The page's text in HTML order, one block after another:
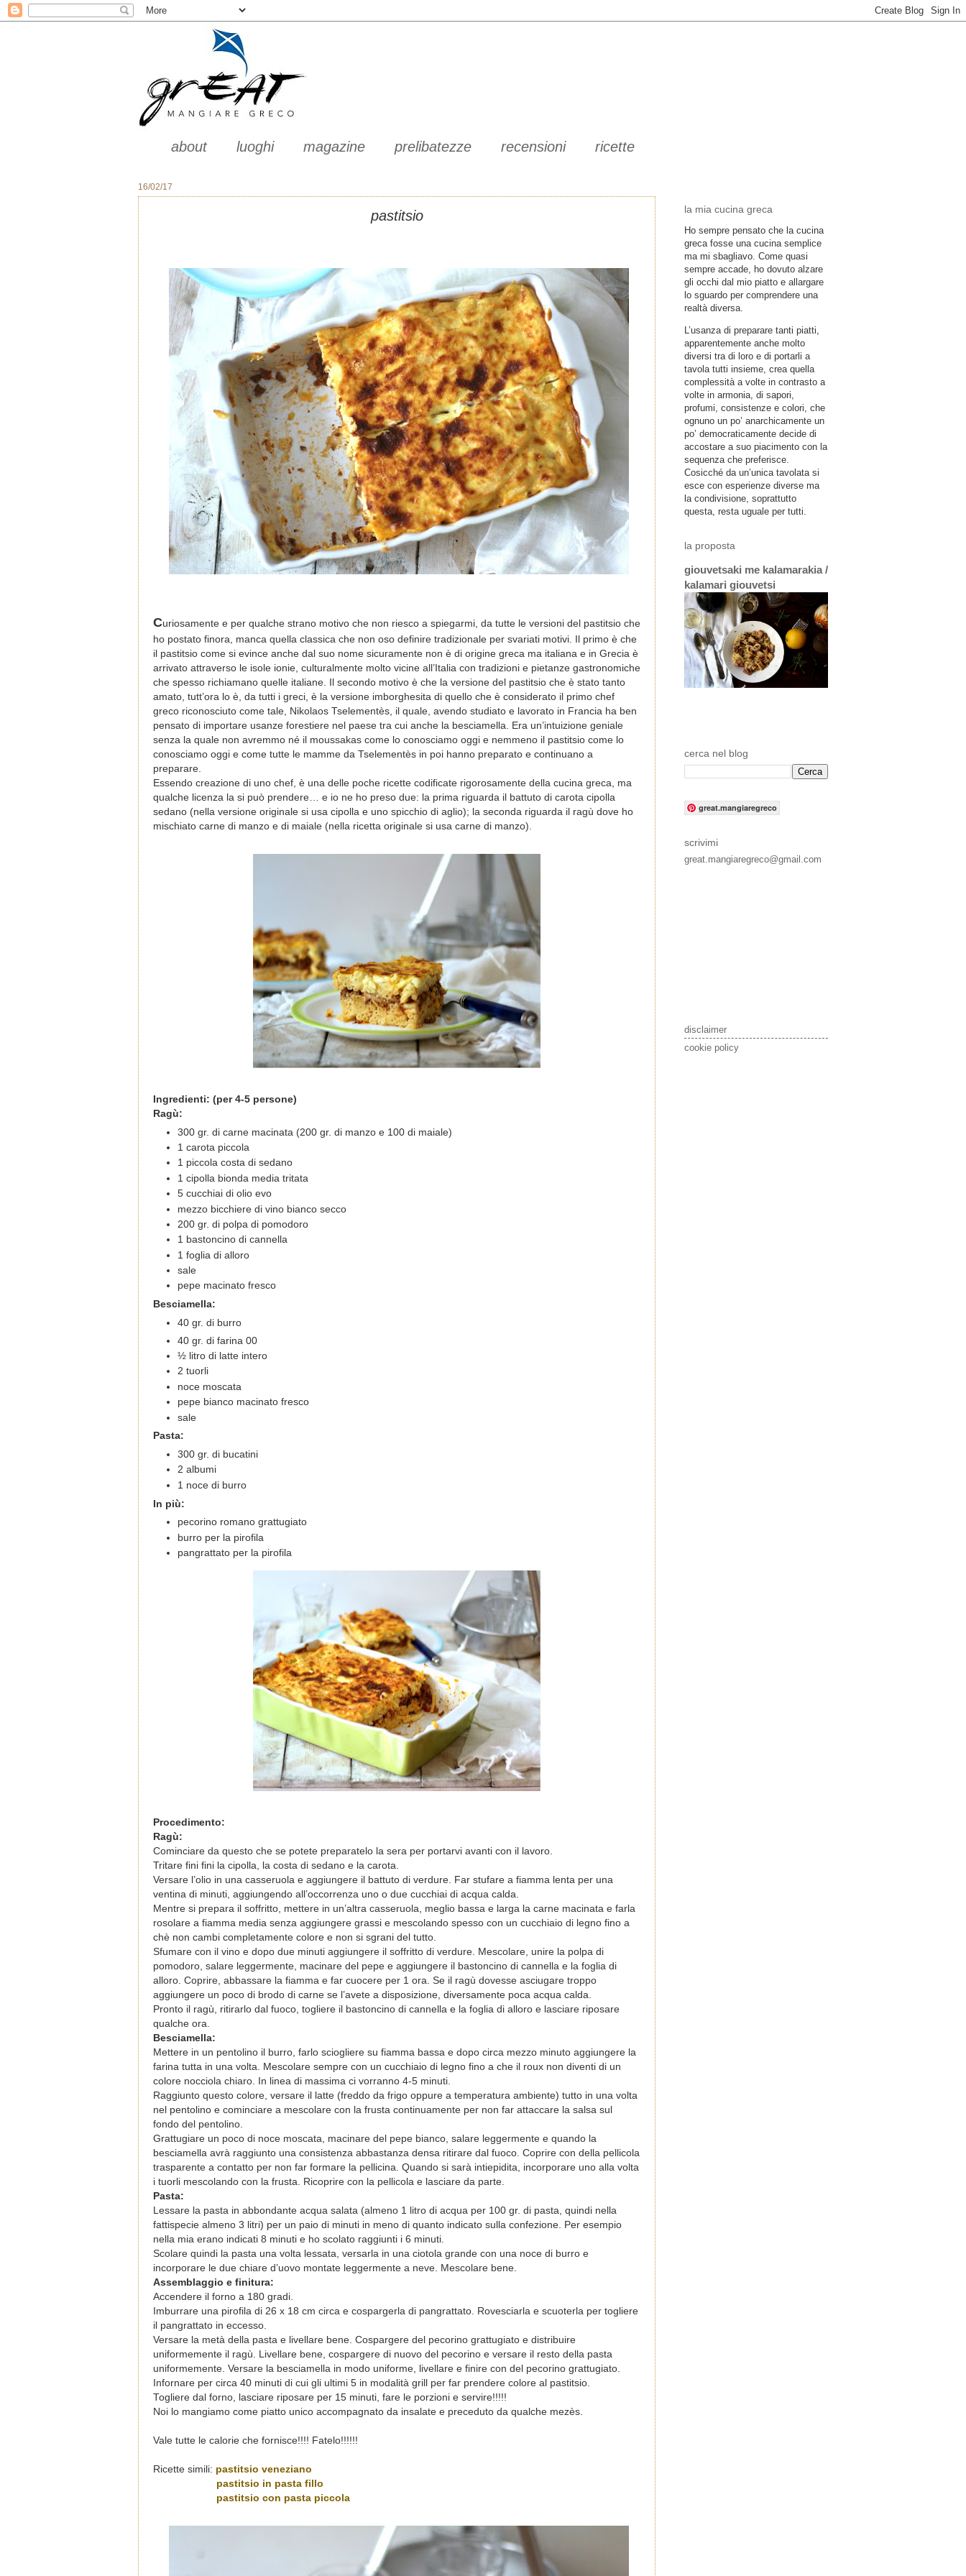
about luoghi magazine prelibatezze recensioni ricette
16/02/17
pastitsio
Curiosamente e per qualche strano motivo che non riesco a spiegarmi, da tutte le versioni del pastitsio che
ho postato finora, manca quella classica che non oso definire tradizionale per svariati motivi. Il primo è che
il pastitsio come si evince anche dal suo nome sicuramente non è di origine greca ma italiana e in Grecia è
arrivato attraverso le isole ionie, culturalmente molto vicine all’Italia con tradizioni e pietanze gastronomiche
che spesso richiamano quelle italiane. Il secondo motivo è che la versione del pastitsio che è stato tanto
amato, tutt’ora lo è, da tutti i greci, è la versione imborghesita di quello che è considerato il primo chef
greco riconosciuto come tale, Nikolaos Tselementès, il quale, avendo studiato e lavorato in Francia ha ben
pensato di importare usanze forestiere nel paese tra cui anche la besciamella. Era un’intuizione geniale
senza la quale non avremmo né il moussakas come lo conosciamo oggi e nemmeno il pastitsio come lo
conosciamo oggi e come tutte le mamme da Tselementès in poi hanno preparato e continuano a
preparare.
Essendo creazione di uno chef, è una delle poche ricette codificate rigorosamente della cucina greca, ma
qualche licenza la si può prendere… e io ne ho preso due: la prima riguarda il battuto di carota cipolla
sedano (nella versione originale si usa cipolla e uno spicchio di aglio); la seconda riguarda il ragù dove ho
mischiato carne di manzo e di maiale (nella ricetta originale si usa carne di manzo).
Ingredienti: (per 4-5 persone)
Ragù:
300 gr. di carne macinata (200 gr. di manzo e 100 di maiale)
1 carota piccola
1 piccola costa di sedano
1 cipolla bionda media tritata
5 cucchiai di olio evo
mezzo bicchiere di vino bianco secco
200 gr. di polpa di pomodoro
1 bastoncino di cannella
1 foglia di alloro
sale
pepe macinato fresco
Besciamella:
40 gr. di burro
40 gr. di farina 00
½ litro di latte intero
2 tuorli
noce moscata
pepe bianco macinato fresco
sale
Pasta:
300 gr. di bucatini
2 albumi
1 noce di burro
In più:
pecorino romano grattugiato
burro per la pirofila
pangrattato per la pirofila
Procedimento:
Ragù:
Cominciare da questo che se potete preparatelo la sera per portarvi avanti con il lavoro.
Tritare fini fini la cipolla, la costa di sedano e la carota.
Versare l’olio in una casseruola e aggiungere il battuto di verdure. Far stufare a fiamma lenta per una
ventina di minuti, aggiungendo all’occorrenza uno o due cucchiai di acqua calda.
Mentre si prepara il soffritto, mettere in un’altra casseruola, meglio bassa e larga la carne macinata e farla
rosolare a fiamma media senza aggiungere grassi e mescolando spesso con un cucchiaio di legno fino a
chè non cambi completamente colore e non si sgrani del tutto.
Sfumare con il vino e dopo due minuti aggiungere il soffritto di verdure. Mescolare, unire la polpa di
pomodoro, salare leggermente, macinare del pepe e aggiungere il bastoncino di cannella e la foglia di
alloro. Coprire, abbassare la fiamma e far cuocere per 1 ora. Se il ragù dovesse asciugare troppo
aggiungere un poco di brodo di carne se l’avete a disposizione, diversamente poca acqua calda.
Pronto il ragù, ritirarlo dal fuoco, togliere il bastoncino di cannella e la foglia di alloro e lasciare riposare
qualche ora.
Besciamella:
Mettere in un pentolino il burro, farlo sciogliere su fiamma bassa e dopo circa mezzo minuto aggiungere la
farina tutta in una volta. Mescolare sempre con un cucchiaio di legno fino a che il roux non diventi di un
colore nocciola chiaro. In linea di massima ci vorranno 4-5 minuti.
Raggiunto questo colore, versare il latte (freddo da frigo oppure a temperatura ambiente) tutto in una volta
nel pentolino e cominciare a mescolare con la frusta continuamente per non far attaccare la salsa sul
fondo del pentolino.
Grattugiare un poco di noce moscata, macinare del pepe bianco, salare leggermente e quando la
besciamella avrà raggiunto una consistenza abbastanza densa ritirare dal fuoco. Coprire con della pellicola
trasparente a contatto per non far formare la pellicina. Quando si sarà intiepidita, incorporare uno alla volta
i tuorli mescolando con la frusta. Ricoprire con la pellicola e lasciare da parte.
Pasta:
Lessare la pasta in abbondante acqua salata (almeno 1 litro di acqua per 100 gr. di pasta, quindi nella
fattispecie almeno 3 litri) per un paio di minuti in meno di quanto indicato sulla confezione. Per esempio
nella mia erano indicati 8 minuti e ho scolato raggiunti i 6 minuti.
Scolare quindi la pasta una volta lessata, versarla in una ciotola grande con una noce di burro e
incorporare le due chiare d’uovo montate leggermente a neve. Mescolare bene.
Assemblaggio e finitura:
Accendere il forno a 180 gradi.
Imburrare una pirofila di 26 x 18 cm circa e cospargerla di pangrattato. Rovesciarla e scuoterla per togliere
il pangrattato in eccesso.
Versare la metà della pasta e livellare bene. Cospargere del pecorino grattugiato e distribuire
uniformemente il ragù. Livellare bene, cospargere di nuovo del pecorino e versare il resto della pasta
uniformemente. Versare la besciamella in modo uniforme, livellare e finire con del pecorino grattugiato.
Infornare per circa 40 minuti di cui gli ultimi 5 in modalità grill per far prendere colore al pastitsio.
Togliere dal forno, lasciare riposare per 15 minuti, fare le porzioni e servire!!!!!
Noi lo mangiamo come piatto unico accompagnato da insalate e preceduto da qualche mezès.
Vale tutte le calorie che fornisce!!!! Fatelo!!!!!!
Ricette simili: pastitsio veneziano
pastitsio in pasta fillo
pastitsio con pasta piccola
la mia cucina greca
Ho sempre pensato che la cucina
greca fosse una cucina semplice
ma mi sbagliavo. Come quasi
sempre accade, ho dovuto alzare
gli occhi dal mio piatto e allargare
lo sguardo per comprendere una
realtà diversa.
L’usanza di preparare tanti piatti,
apparentemente anche molto
diversi tra di loro e di portarli a
tavola tutti insieme, crea quella
complessità a volte in contrasto a
volte in armonia, di sapori,
profumi, consistenze e colori, che
ognuno un po’ anarchicamente un
po’ democraticamente decide di
accostare a suo piacimento con la
sequenza che preferisce.
Cosicché da un’unica tavolata si
esce con esperienze diverse ma
la condivisione, soprattutto
questa, resta uguale per tutti.
la proposta
giouvetsaki me kalamarakia /
kalamari giouvetsi
cerca nel blog
great.mangiaregreco
scrivimi
great.mangiaregreco@gmail.com
disclaimer
cookie policy